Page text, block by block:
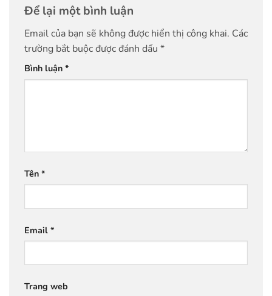
Để lại một bình luận
Email của bạn sẽ không được hiển thị công khai. Các
trường bắt buộc được đánh dấu *
Bình luận *
Tên *
Email *
Trang web